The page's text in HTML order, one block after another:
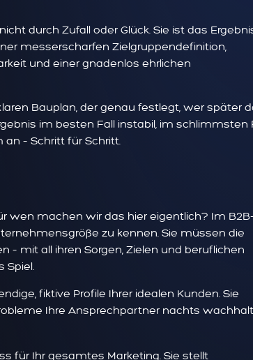
durch Zufall oder Glück. Sie ist das
messerscharfen Zielgruppendefinition,
und einer gnadenlos ehrlichen
Bauplan, der genau festlegt, wer später
im besten Fall instabil, im schlimmsten
– Schritt für Schritt.
wen machen wir das hier eigentlich? Im
zu kennen. Sie müssen die
mit all ihren Sorgen, Zielen und beruflichen
Spiel.
fiktive Profile Ihrer idealen Kunden. Sie
Ihre Ansprechpartner nachts
für Ihr gesamtes Marketing. Sie stellt